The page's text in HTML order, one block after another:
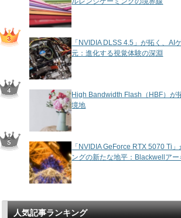
「NVIDIA DLSS 4.5」が拓く、AI
元：進化する視覚体験の深淵
High Bandwidth Flash（HBF）が
境地
「NVIDIA GeForce RTX 5070 Ti
ングの新たな地平：Blackwellア
人気記事ランキング